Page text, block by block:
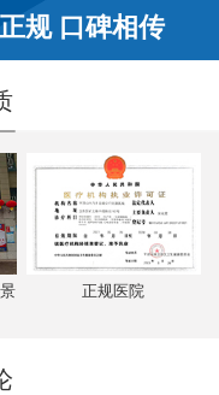
规 口碑相传
正规医院
多亏手机预约了，
二天老公就不怎么